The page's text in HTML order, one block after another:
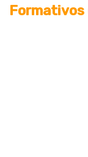
Formativos